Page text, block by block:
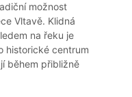
možnost
Vltavě. Klidná
na řeku je
historické centrum
během přibližně